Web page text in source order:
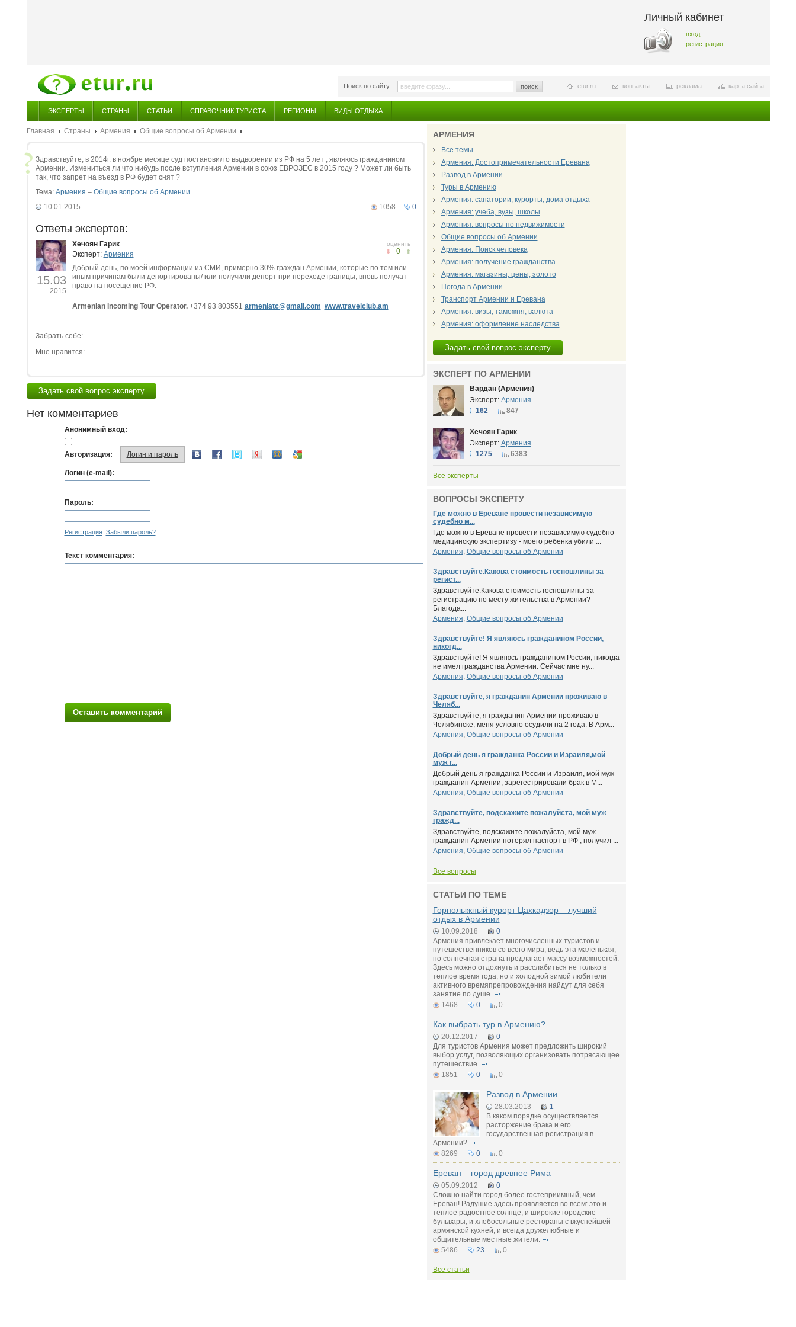
Личный кабинет
вход
регистрация
Поиск по сайту: поиск карта сайта
реклама
контакты
etur.ru
ЭКСПЕРТЫ СТРАНЫ СТАТЬИ СПРАВОЧНИК ТУРИСТА РЕГИОНЫ ВИДЫ ОТДЫХА
Главная Страны Армения Общие вопросы об Армении
Здравствуйте, в 2014г. в ноябре месяце суд постановил о выдворении из РФ на 5 лет , являюсь гражданином
Армении. Измениться ли что нибудь после вступления Армении в союз ЕВРОЗЕС в 2015 году ? Может ли быть
так, что запрет на въезд в РФ будет снят ?
Тема: Армения – Общие вопросы об Армении
0
1058
10.01.2015
Ответы экспертов:
15.03
2015
оценить
0
Хечоян Гарик
Эксперт: Армения
Добрый день, по моей информации из СМИ, примерно 30% граждан Армении, которые по тем или
иным причинам были депортированы/ или получили депорт при переходе границы, вновь получат
право на посещение РФ.
Armenian Incoming Tour Operator. +374 93 803551 armeniatc@gmail.com www.travelclub.am
Забрать себе:
Мне нравится:
Задать свой вопрос эксперту
Нет комментариев
Анонимный вход:
Авторизация: Логин и пароль
Логин (e-mail):
Пароль:
Регистрация Забыли пароль?
Текст комментария:
Оставить комментарий
АРМЕНИЯ
Все темы
Армения: Достопримечательности Еревана
Развод в Армении
Туры в Армению
Армения: санатории, курорты, дома отдыха
Армения: учеба, вузы, школы
Армения: вопросы по недвижимости
Общие вопросы об Армении
Армения: Поиск человека
Армения: получение гражданства
Армения: магазины, цены, золото
Погода в Армении
Транспорт Армении и Еревана
Армения: визы, таможня, валюта
Армения: оформление наследства
Задать свой вопрос эксперту
ЭКСПЕРТ ПО АРМЕНИИ
Вардан (Армения)
Эксперт: Армения
162
847
Хечоян Гарик
Эксперт: Армения
1275
6383
Все эксперты
ВОПРОСЫ ЭКСПЕРТУ
Где можно в Ереване провести независимую
судебно м...
Где можно в Ереване провести независимую судебно
медицинскую экспертизу - моего ребенка убили ...
Армения, Общие вопросы об Армении
Здравствуйте.Какова стоимость госпошлины за
регист...
Здравствуйте.Какова стоимость госпошлины за
регистрацию по месту жительства в Армении?
Благода...
Армения, Общие вопросы об Армении
Здравствуйте! Я являюсь гражданином России,
никогд...
Здравствуйте! Я являюсь гражданином России, никогда
не имел гражданства Армении. Сейчас мне ну...
Армения, Общие вопросы об Армении
Здравствуйте, я гражданин Армении проживаю в
Челяб...
Здравствуйте, я гражданин Армении проживаю в
Челябинске, меня условно осудили на 2 года. В Арм...
Армения, Общие вопросы об Армении
Добрый день я гражданка России и Израиля,мой
муж г...
Добрый день я гражданка России и Израиля, мой муж
гражданин Армении, зарегестрировали брак в М...
Армения, Общие вопросы об Армении
Здравствуйте, подскажите пожалуйста, мой муж
гражд...
Здравствуйте, подскажите пожалуйста, мой муж
гражданин Армении потерял паспорт в РФ , получил ...
Армения, Общие вопросы об Армении
Все вопросы
СТАТЬИ ПО ТЕМЕ
Горнолыжный курорт Цахкадзор – лучший
отдых в Армении
10.09.2018
0
Армения привлекает многочисленных туристов и
путешественников со всего мира, ведь эта маленькая,
но солнечная страна предлагает массу возможностей.
Здесь можно отдохнуть и расслабиться не только в
теплое время года, но и холодной зимой любители
активного времяпрепровождения найдут для себя
занятие по душе.
1468
0 0
Как выбрать тур в Армению?
20.12.2017
0
Для туристов Армения может предложить широкий
выбор услуг, позволяющих организовать потрясающее
путешествие.
1851
0 0
Развод в Армении
28.03.2013
1
В каком порядке осуществляется
расторжение брака и его
государственная регистрация в
Армении?
8269
0 0
Ереван – город древнее Рима
05.09.2012
0
Сложно найти город более гостеприимный, чем
Ереван! Радушие здесь проявляется во всем: это и
теплое радостное солнце, и широкие городские
бульвары, и хлебосольные рестораны с вкуснейшей
армянской кухней, и всегда дружелюбные и
общительные местные жители.
5486
23 0
Все статьи